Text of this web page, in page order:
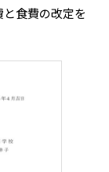
食費の改定を